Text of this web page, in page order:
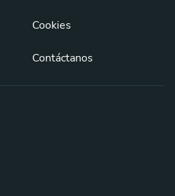
Cookies
Contáctanos